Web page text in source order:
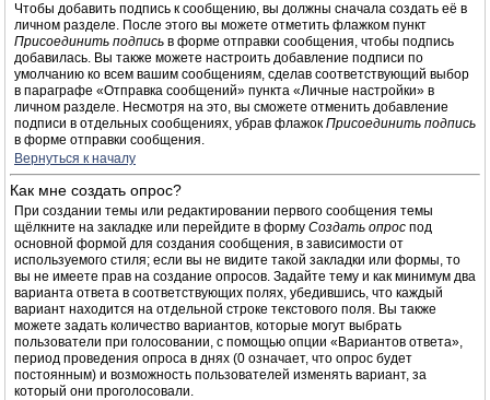
Чтобы добавить подпись к сообщению, вы должны сначала создать её в
личном разделе. После этого вы можете отметить флажком пункт
Присоединить подпись в форме отправки сообщения, чтобы подпись
добавилась. Вы также можете настроить добавление подписи по
умолчанию ко всем вашим сообщениям, сделав соответствующий выбор
в параграфе «Отправка сообщений» пункта «Личные настройки» в
личном разделе. Несмотря на это, вы сможете отменить добавление
подписи в отдельных сообщениях, убрав флажок Присоединить подпись
в форме отправки сообщения.
Вернуться к началу
Как мне создать опрос?
При создании темы или редактировании первого сообщения темы
щёлкните на закладке или перейдите в форму Создать опрос под
основной формой для создания сообщения, в зависимости от
используемого стиля; если вы не видите такой закладки или формы, то
вы не имеете прав на создание опросов. Задайте тему и как минимум два
варианта ответа в соответствующих полях, убедившись, что каждый
вариант находится на отдельной строке текстового поля. Вы также
можете задать количество вариантов, которые могут выбрать
пользователи при голосовании, с помощью опции «Вариантов ответа»,
период проведения опроса в днях (0 означает, что опрос будет
постоянным) и возможность пользователей изменять вариант, за
который они проголосовали.